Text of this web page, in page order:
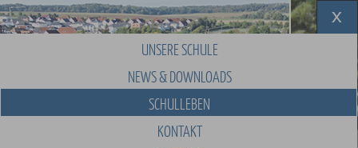
UNSERE SCHULE
NEWS & DOWNLOADS
SCHULLEBEN
KONTAKT